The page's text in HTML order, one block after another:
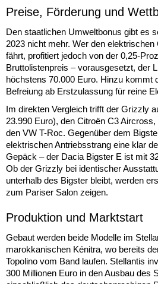
Preise, Förderung und
Den staatlichen Umweltbonus gibt es
2023 nicht mehr. Wer den
fährt, profitiert jedoch von der 0,25-
Bruttolistenpreis – vorausgesetzt, der
höchstens 70.000 Euro. Hinzu kommt
Befreiung ab Erstzulassung für reine
Im direkten Vergleich trifft der Grizzly
23.990 Euro), den Citroën C3
den VW T-Roc. Gegenüber dem
elektrischen Antriebsstrang eine klar
Gepäck – der Dacia Bigster E ist mit
Ob der Grizzly bei identischer
unterhalb des Bigster bleibt, werden
zum Pariser Salon zeigen.
Produktion und Marktstart
Gebaut werden beide Modelle im
marokkanischen Kénitra, wo bereits
Topolino vom Band laufen. Stellantis
300 Millionen Euro in den Ausbau des